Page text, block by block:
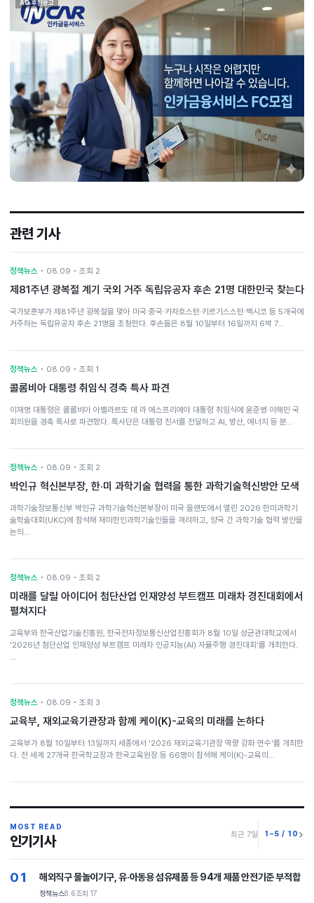
AD 후원광고
관련 기사
정책뉴스 • 08.09 • 조회 2
제81주년 광복절 계기 국외 거주 독립유공자 후손 21명 대한민국 찾는다
국가보훈부가 제81주년 광복절을 맞아 미국·중국·카자흐스탄·키르기스스탄·멕시코 등 5개국에
거주하는 독립유공자 후손 21명을 초청한다. 후손들은 8월 10일부터 16일까지 6박 7…
정책뉴스 • 08.09 • 조회 1
콜롬비아 대통령 취임식 경축 특사 파견
이재명 대통령은 콜롬비아 아벨라르도 데 라 에스프리에야 대통령 취임식에 윤준병·이해민 국
회의원을 경축 특사로 파견했다. 특사단은 대통령 친서를 전달하고 AI, 방산, 에너지 등 분…
정책뉴스 • 08.09 • 조회 2
박인규 혁신본부장, 한·미 과학기술 협력을 통한 과학기술혁신방안 모색
과학기술정보통신부 박인규 과학기술혁신본부장이 미국 올랜도에서 열린 2026 한미과학기
술학술대회(UKC)에 참석해 재미한인과학기술인들을 격려하고, 양국 간 과학기술 협력 방안을
논의…
정책뉴스 • 08.09 • 조회 2
미래를 달릴 아이디어 첨단산업 인재양성 부트캠프 미래차 경진대회에서
펼쳐지다
교육부와 한국산업기술진흥원, 한국전자정보통신산업진흥회가 8월 10일 성균관대학교에서
'2026년 첨단산업 인재양성 부트캠프 미래차 인공지능(AI) 자율주행 경진대회'를 개최한다.
정책뉴스 • 08.09 • 조회 3
교육부, 재외교육기관장과 함께 케이(K)-교육의 미래를 논하다
교육부가 8월 10일부터 13일까지 세종에서 '2026 재외교육기관장 역량 강화 연수'를 개최한
다. 전 세계 27개국 한국학교장과 한국교육원장 등 66명이 참석해 케이(K)-교육의…
MOST READ
인기기사 최근 7일 1–5 / 10
01 해외직구 물놀이기구, 유·아동용 섬유제품 등 94개 제품 안전기준 부적합
정책뉴스8.6조회 17